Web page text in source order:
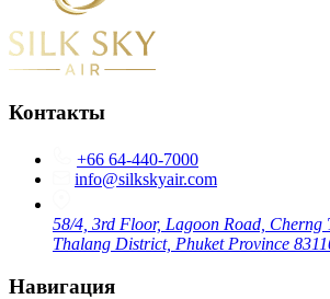
Контакты
+66 64-440-7000
info@silkskyair.com
58/4, 3rd Floor, Lagoon Road, Cherng
Thalang District, Phuket Province
Навигация